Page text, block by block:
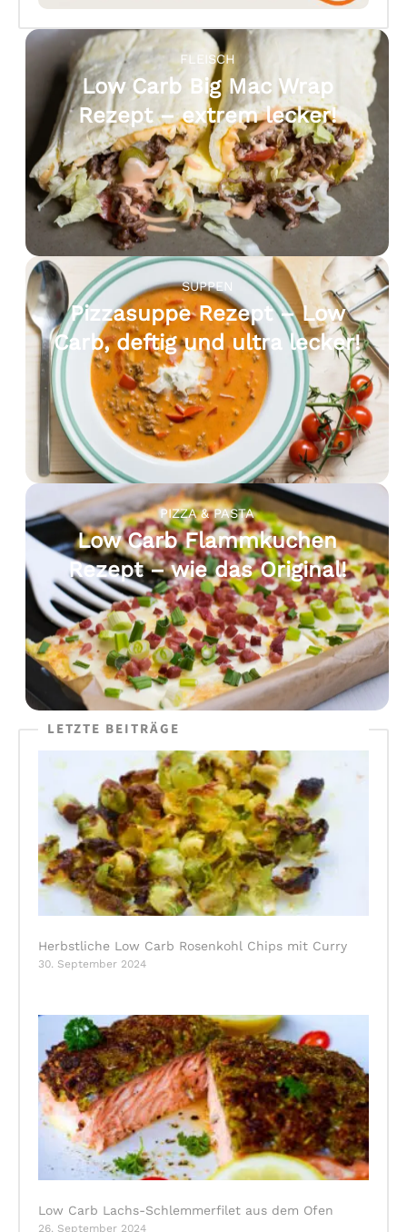
FLEISCH
Low Carb Big Mac Wrap
Rezept – extrem lecker!
SUPPEN
Pizzasuppe Rezept – Low
Carb, deftig und ultra lecker!
PIZZA & PASTA
Low Carb Flammkuchen
Rezept – wie das Original!
LETZTE BEITRÄGE
Herbstliche Low Carb Rosenkohl Chips mit Curry
30. September 2024
Low Carb Lachs-Schlemmerfilet aus dem Ofen
26. September 2024